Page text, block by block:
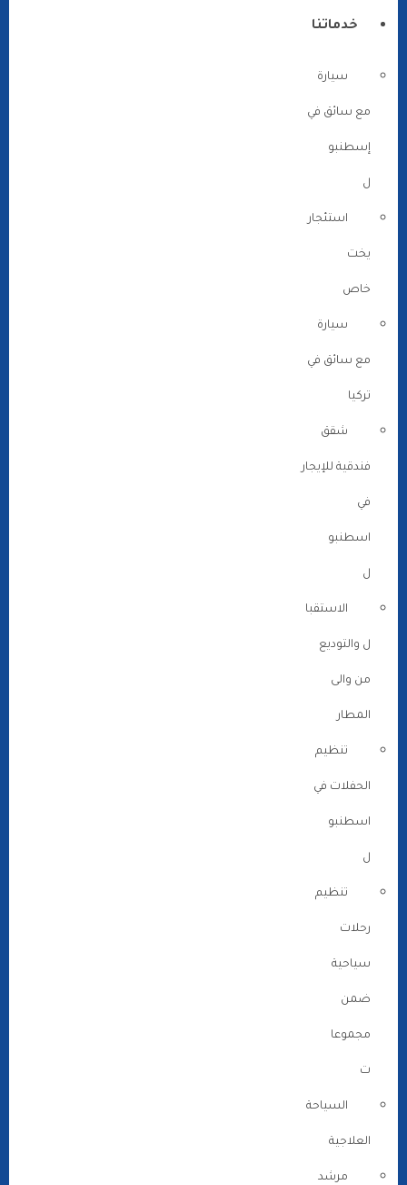
خدماتنا
سيارة
مع سائق في
إسطنبو
ل
استئجار
يخت
خاص
سيارة
مع سائق في
تركيا
شقق
فندقية للإيجار
في
اسطنبو
ل
الاستقبا
ل والتوديع
من والى
المطار
تنظيم
الحفلات في
اسطنبو
ل
تنظيم
رحلات
سياحية
ضمن
مجموعا
ت
السياحة
العلاجية
مرشد